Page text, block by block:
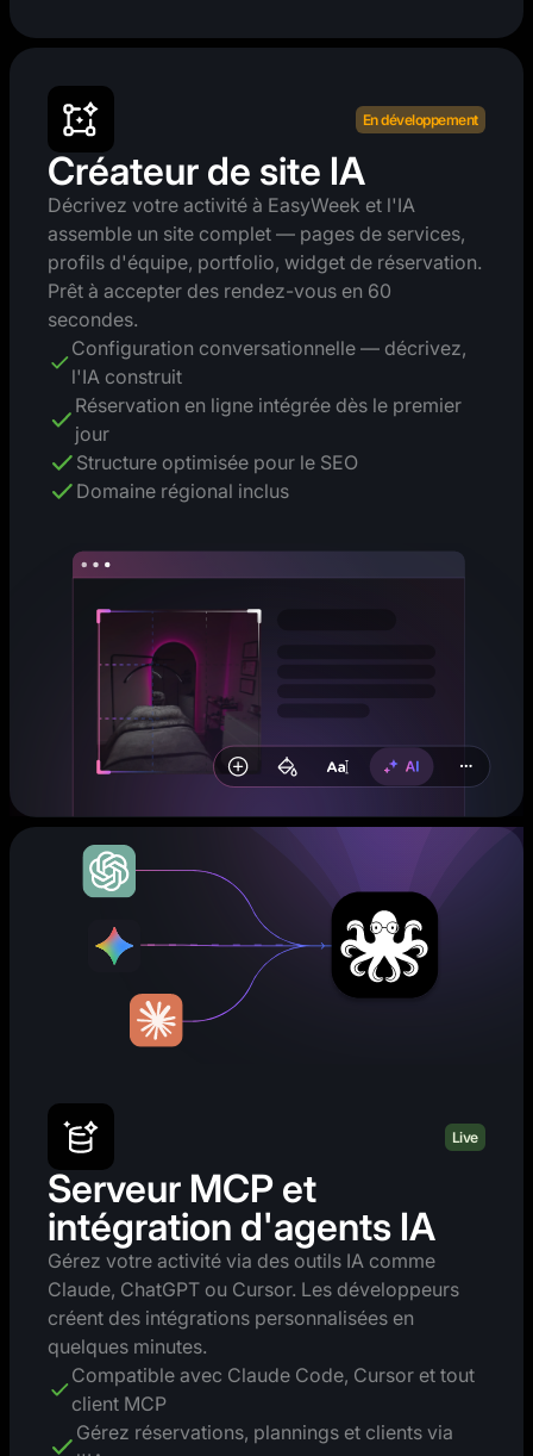
En développement
Créateur de site IA
Décrivez votre activité à EasyWeek et l'IA
assemble un site complet — pages de services,
profils d'équipe, portfolio, widget de réservation.
Prêt à accepter des rendez-vous en 60
secondes.
Configuration conversationnelle — décrivez,
l'IA construit
Réservation en ligne intégrée dès le premier
jour
Structure optimisée pour le SEO
Domaine régional inclus
Live
Serveur MCP et
intégration d'agents IA
Gérez votre activité via des outils IA comme
Claude, ChatGPT ou Cursor. Les développeurs
créent des intégrations personnalisées en
quelques minutes.
Compatible avec Claude Code, Cursor et tout
client MCP
Gérez réservations, plannings et clients via